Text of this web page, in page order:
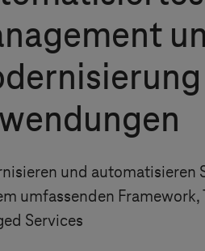
und automatisieren
umfassenden Framework,
Services